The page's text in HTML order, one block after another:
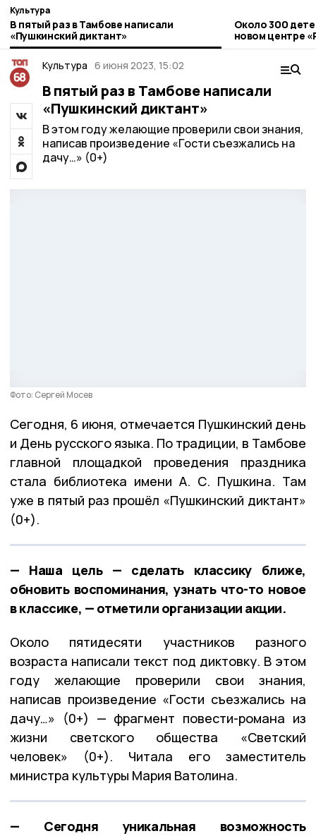
Культура
В пятый раз в Тамбове написали
«Пушкинский диктант»
Около 300
новом центре
Строитель
Культура 6 июня 2023, 15:02
В пятый раз в Тамбове написали
«Пушкинский диктант»
В этом году желающие проверили свои знания,
написав произведение «Гости съезжались на
дачу…» (0+)
Фото: Сергей Мосев
Сегодня, 6 июня, отмечается Пушкинский день
и День русского языка. По традиции, в Тамбове
главной площадкой проведения праздника
стала библиотека имени А. С. Пушкина. Там
уже в пятый раз прошёл «Пушкинский диктант»
(0+).
— Наша цель — сделать классику ближе,
обновить воспоминания, узнать что-то новое
в классике, — отметили организации акции.
Около пятидесяти участников разного
возраста написали текст под диктовку. В этом
году желающие проверили свои знания,
написав произведение «Гости съезжались на
дачу…» (0+) — фрагмент повести-романа из
жизни светского общества «Светский
человек» (0+). Читала его заместитель
министра культуры Мария Ватолина.
— Сегодня уникальная возможность